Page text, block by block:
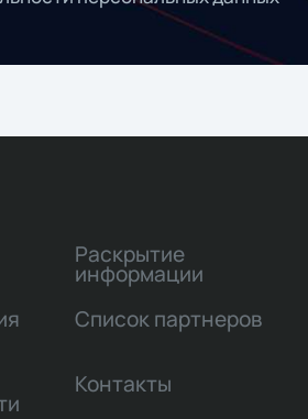
Раскрытие
информации
Список партнеров
Контакты